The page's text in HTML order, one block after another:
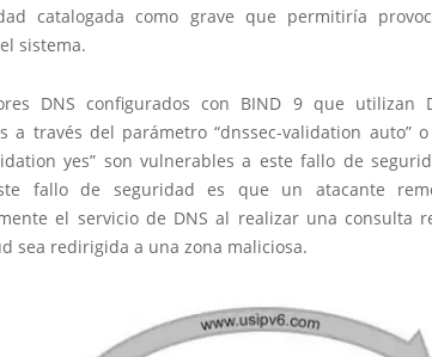
catalogada como grave que permitiría
sistema.
DNS configurados con BIND 9 que utilizan
a través del parámetro “dnssec-validation auto”
yes” son vulnerables a este fallo de
fallo de seguridad es que un atacante
el servicio de DNS al realizar una consulta
sea redirigida a una zona maliciosa.